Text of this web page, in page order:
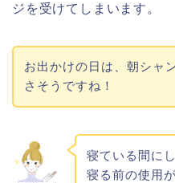
ジを受けてしまいます。
お出かけの日は、朝シャ
さそうですね！
寝ている間に
寝る前の使用